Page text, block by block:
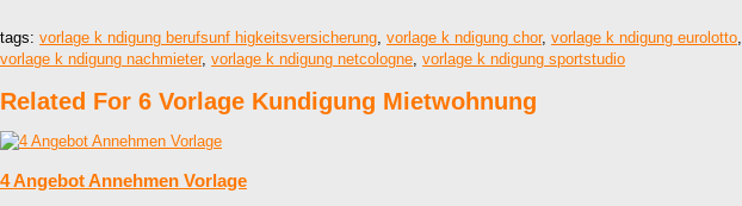
tags: vorlage k ndigung berufsunf higkeitsversicherung, vorlage k ndigung chor, vorlage k ndigung eurolotto,
vorlage k ndigung nachmieter, vorlage k ndigung netcologne, vorlage k ndigung sportstudio
Related For 6 Vorlage Kundigung Mietwohnung
4 Angebot Annehmen Vorlage